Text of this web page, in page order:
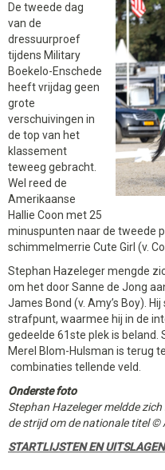
De tweede dag
van de
dressuurproef
tijdens Military
Boekelo-Enschede
heeft vrijdag geen
grote
verschuivingen in
de top van het
klassement
teweeg gebracht.
Wel reed de
Amerikaanse
Hallie Coon met 25
minuspunten naar de tweede
schimmelmerrie Cute Girl (v.
Stephan Hazeleger mengde
om het door Sanne de Jong
James Bond (v. Amy’s Boy).
strafpunt, waarmee hij in de
gedeelde 61ste plek is beland.
Merel Blom-Hulsman is terug
combinaties tellende veld.
Onderste foto
Stephan Hazeleger meldde
de strijd om de nationale titel ©
STARTLIJSTEN EN UITSLAGEN